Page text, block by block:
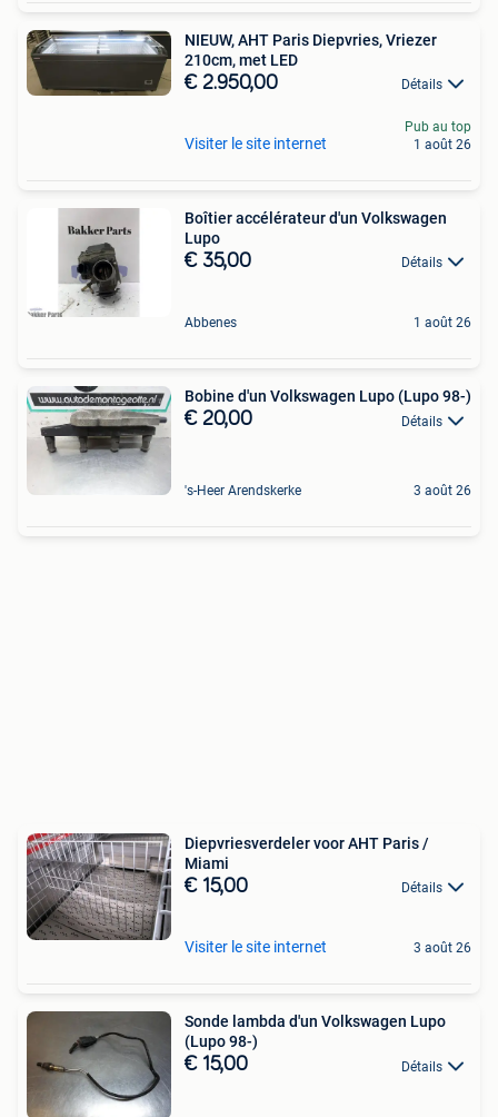
NIEUW, AHT Paris Diepvries, Vriezer
210cm, met LED
€ 2.950,00 Détails
Visiter le site internet
Pub au top
1 août 26
Boîtier accélérateur d'un Volkswagen
Lupo
€ 35,00 Détails
Abbenes 1 août 26
Bobine d'un Volkswagen Lupo (Lupo 98-)
€ 20,00 Détails
's-Heer Arendskerke 3 août 26
Diepvriesverdeler voor AHT Paris /
Miami
€ 15,00 Détails
Visiter le site internet 3 août 26
Sonde lambda d'un Volkswagen Lupo
(Lupo 98-)
€ 15,00 Détails